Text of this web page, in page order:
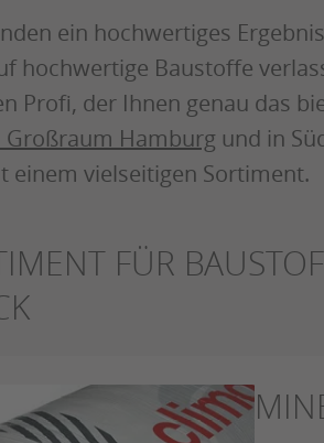
ein hochwertiges
hochwertige Baustoffe
Profi, der Ihnen genau das
Großraum Hamburgund in
einem vielseitigen Sortiment.
FÜR